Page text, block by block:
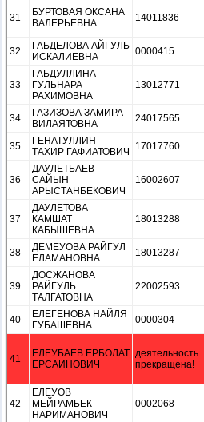
31
БУРТОВАЯ ОКСАНА
ВАЛЕРЬЕВНА
14011836
32
ГАБДЕЛОВА АЙГУЛЬ
ИСКАЛИЕВНА
0000415
33
ГАБДУЛЛИНА
ГУЛЬНАРА
РАХИМОВНА
13012771
34
ГАЗИЗОВА ЗАМИРА
ВИЛАЯТОВНА
24017565
35
ГЕНАТУЛЛИН
ТАХИР ГАФИАТОВИЧ
17017760
36
ДАУЛЕТБАЕВ
САЙЫН
АРЫСТАНБЕКОВИЧ
16002607
37
ДАУЛЕТОВА
КАМШАТ
КАБЫШЕВНА
18013288
38
ДЕМЕУОВА РАЙГУЛ
ЕЛАМАНОВНА
18013287
39
ДОСЖАНОВА
РАЙГУЛЬ
ТАЛГАТОВНА
22002593
40
ЕЛЕГЕНОВА НАЙЛЯ
ГУБАШЕВНА
0000304
41
ЕЛЕУБАЕВ ЕРБОЛАТ
ЕРСАИНОВИЧ
деятельность
прекращена!
42
ЕЛЕУОВ
МЕЙРАМБЕК
НАРИМАНОВИЧ
0002068